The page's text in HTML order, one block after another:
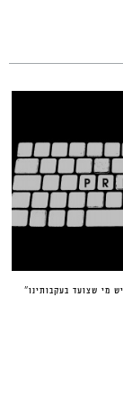
מי שצועד בעקבותינו”